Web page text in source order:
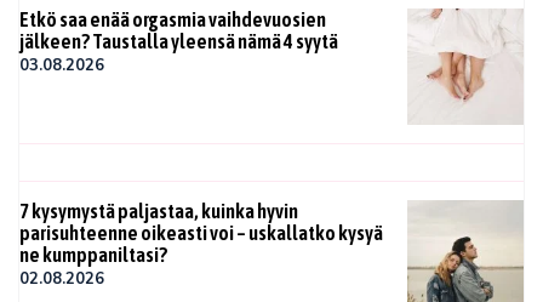
Etkö saa enää orgasmia vaihdevuosien
jälkeen? Taustalla yleensä nämä 4 syytä
03.08.2026
7 kysymystä paljastaa, kuinka hyvin
parisuhteenne oikeasti voi – uskallatko kysyä
ne kumppaniltasi?
02.08.2026